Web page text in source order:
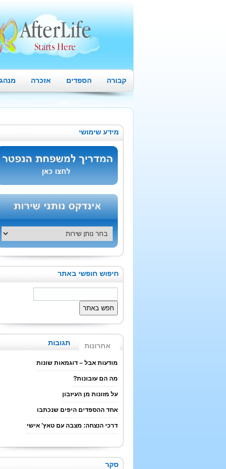
קבורה הספדים אזכרה
מידע שימושי
חיפוש חופשי באתר
אחרונות תגובות
מודעות אבל – דוגמאות שונות
מה הם עזבונות?
על מזונות מן העיזבון
אחד ההספדים היפים שנכתבו
דרכי הנצחה: מצבה עם טאץ' אישי
סקר